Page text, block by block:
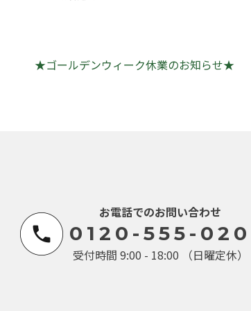
★ゴールデンウィーク休業のお知らせ★
お電話でのお問い合わせ
0120-555-020
受付時間 9:00 - 18:00 （日曜定休）